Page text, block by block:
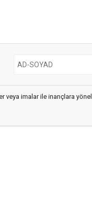
veya imalar ile inançlara